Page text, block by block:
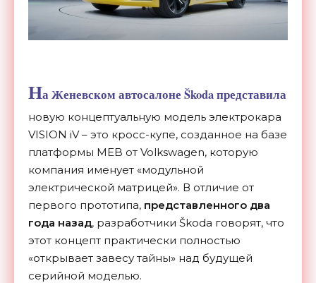
На Женевском автосалоне Škoda представила
новую концептуальную модель электрокара
VISION iV – это кросс-купе, созданное на базе
платформы MEB от Volkswagen, которую
компания именует «модульной
электрической матрицей». В отличие от
первого прототипа, представленного два
года назад, разработчики Škoda говорят, что
этот концепт практически полностью
«открывает завесу тайны» над будущей
серийной моделью.